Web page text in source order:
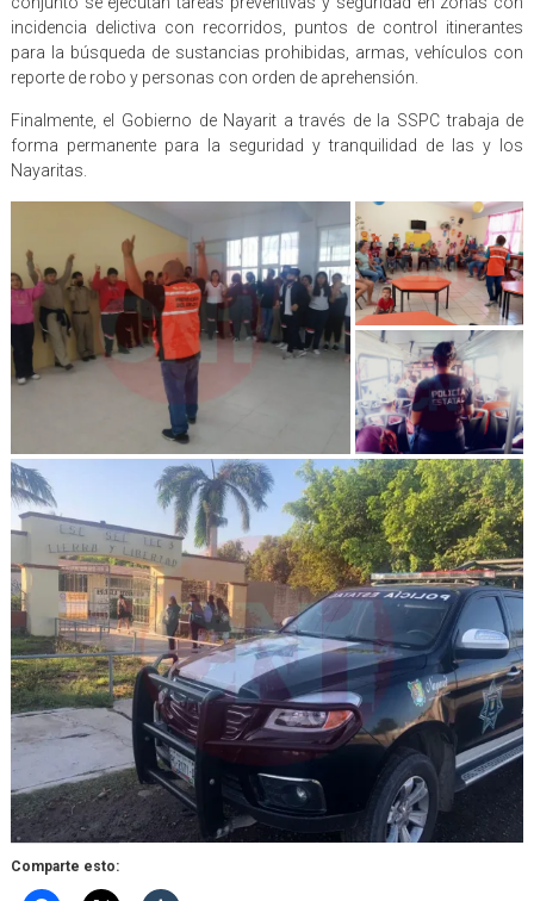
incidencia delictiva con recorridos, puntos de control itinerantes
para la búsqueda de sustancias prohibidas, armas, vehículos con
reporte de robo y personas con orden de aprehensión.
Finalmente, el Gobierno de Nayarit a través de la SSPC trabaja de
forma permanente para la seguridad y tranquilidad de las y los
Nayaritas.
Comparte esto: